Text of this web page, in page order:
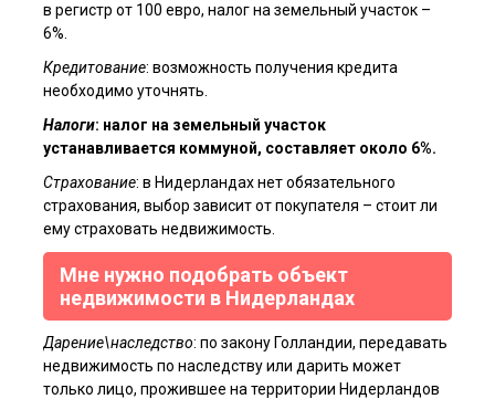
в регистр от 100 евро, налог на земельный участок –
6%.
Кредитование: возможность получения кредита
необходимо уточнять.
Налоги: налог на земельный участок
устанавливается коммуной, составляет около 6%.
Страхование: в Нидерландах нет обязательного
страхования, выбор зависит от покупателя – стоит ли
ему страховать недвижимость.
Мне нужно подобрать объект
недвижимости в Нидерландах
Дарение\наследство: по закону Голландии, передавать
недвижимость по наследству или дарить может
только лицо, прожившее на территории Нидерландов